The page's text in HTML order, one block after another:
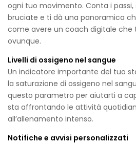
ogni tuo movimento. Conta i
bruciate e ti dà una panoramica
come avere un coach digitale che
ovunque.
Livelli di ossigeno nel sangue
Un indicatore importante del tuo
la saturazione di ossigeno nel
questo parametro per aiutarti a
sta affrontando le attività
all’allenamento intenso.
Notifiche e avvisi personalizzati